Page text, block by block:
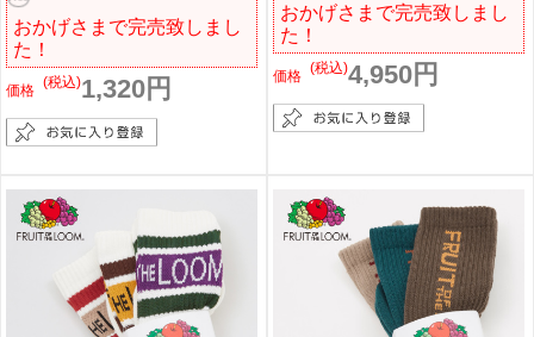
おかげさまで完売致しまし
た！
価格 1,320円
(税込)
おかげさまで完売致しまし
た！
価格 4,950円
(税込)